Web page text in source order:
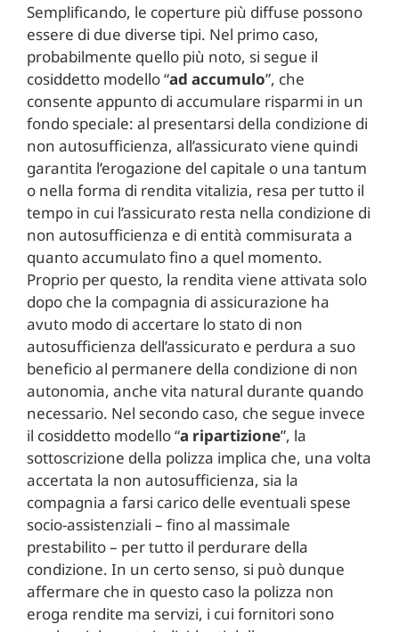
Semplificando, le coperture più diffuse possono
essere di due diverse tipi. Nel primo caso,
probabilmente quello più noto, si segue il
cosiddetto modello “ad accumulo”, che
consente appunto di accumulare risparmi in un
fondo speciale: al presentarsi della condizione di
non autosufficienza, all’assicurato viene quindi
garantita l’erogazione del capitale o una tantum
o nella forma di rendita vitalizia, resa per tutto il
tempo in cui l’assicurato resta nella condizione di
non autosufficienza e di entità commisurata a
quanto accumulato fino a quel momento.
Proprio per questo, la rendita viene attivata solo
dopo che la compagnia di assicurazione ha
avuto modo di accertare lo stato di non
autosufficienza dell’assicurato e perdura a suo
beneficio al permanere della condizione di non
autonomia, anche vita natural durante quando
necessario. Nel secondo caso, che segue invece
il cosiddetto modello “a ripartizione”, la
sottoscrizione della polizza implica che, una volta
accertata la non autosufficienza, sia la
compagnia a farsi carico delle eventuali spese
socio-assistenziali – fino al massimale
prestabilito – per tutto il perdurare della
condizione. In un certo senso, si può dunque
affermare che in questo caso la polizza non
eroga rendite ma servizi, i cui fornitori sono